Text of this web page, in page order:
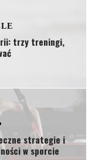
trzy treningi,
strategie i
w sporcie